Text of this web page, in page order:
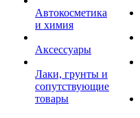
Автокосметика
и химия
Аксессуары
Лаки, грунты и
сопутствующие
товары